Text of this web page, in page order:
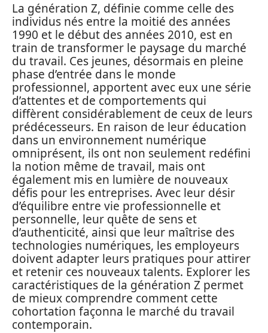
La génération Z, définie comme celle des
individus nés entre la moitié des années
1990 et le début des années 2010, est en
train de transformer le paysage du marché
du travail. Ces jeunes, désormais en pleine
phase d’entrée dans le monde
professionnel, apportent avec eux une série
d’attentes et de comportements qui
diffèrent considérablement de ceux de leurs
prédécesseurs. En raison de leur éducation
dans un environnement numérique
omniprésent, ils ont non seulement redéfini
la notion même de travail, mais ont
également mis en lumière de nouveaux
défis pour les entreprises. Avec leur désir
d’équilibre entre vie professionnelle et
personnelle, leur quête de sens et
d’authenticité, ainsi que leur maîtrise des
technologies numériques, les employeurs
doivent adapter leurs pratiques pour attirer
et retenir ces nouveaux talents. Explorer les
caractéristiques de la génération Z permet
de mieux comprendre comment cette
cohortation façonna le marché du travail
contemporain.